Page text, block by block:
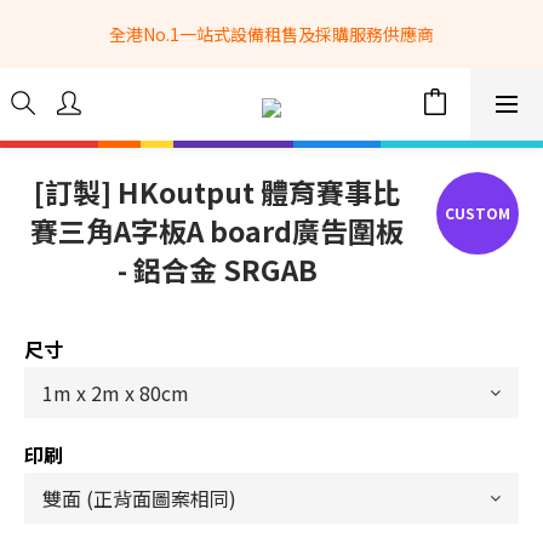
全港No.1一站式設備租售及採購服務供應商
全港No.1一站式設備租售及採購服務供應商
選購現貨產品全單滿$3500自家專送免運費 (只限網站落單, 不適用
於急單, 訂制產品, 屏風, 籠車, 舞台等)
info@hkbasket.com
全港No.1一站式設備租售及採購服務供應商
[訂製] HKoutput 體育賽事比
賽三角A字板A board廣告圍板
- 鋁合金 SRGAB
尺寸
印刷